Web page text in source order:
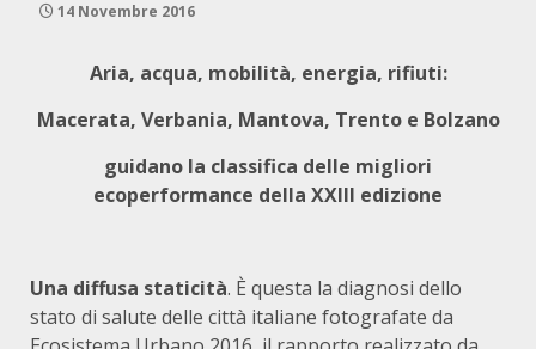
14 Novembre 2016
Aria, acqua, mobilità, energia, rifiuti:
Macerata, Verbania, Mantova, Trento e Bolzano
guidano la classifica delle migliori
ecoperformance della XXIII edizione
Una diffusa staticità. È questa la diagnosi dello
stato di salute delle città italiane fotografate da